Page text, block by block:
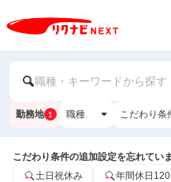
職種・キーワードから探す
勤務地 1 職種 こだわり条
こだわり条件の追加設定を忘れてい
土日祝休み
年間休日